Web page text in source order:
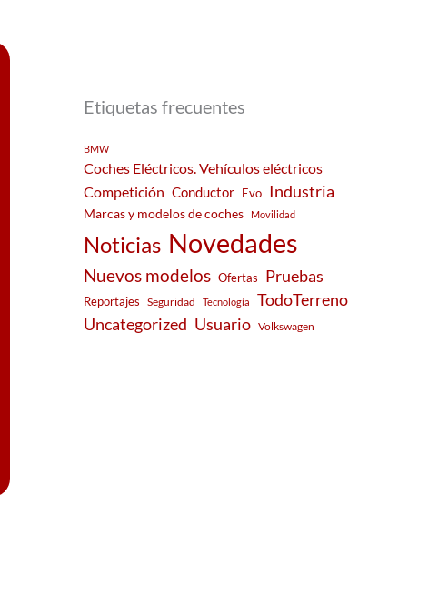
Etiquetas frecuentes
BMW
Coches Eléctricos. Vehículos eléctricos
Competición Conductor Evo Industria
Marcas y modelos de coches Movilidad
Noticias Novedades
Nuevos modelos Ofertas Pruebas
Reportajes Seguridad Tecnología
TodoTerreno
Uncategorized Usuario Volkswagen